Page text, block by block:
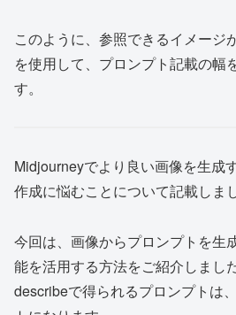
このように、参照できるイメージ
を使用して、プロンプト記載の幅
す。
Midjourneyでより良い画像を生成
作成に悩むことについて記載しまし
今回は、画像からプロンプトを生
能を活用する方法をご紹介しました
describeで得られるプロンプトは